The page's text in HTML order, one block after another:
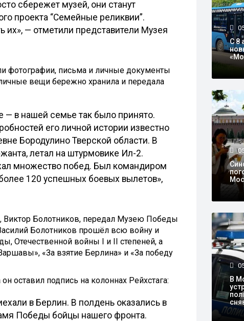
сбережет музей, они станут
проекта “Семейные реликвии”.
их», — отметили представители Музея
фотографии, письма и личные документы
вещи бережно хранила и передала
в нашей семье так было принято.
его личной истории известно
Бородулино Тверской области. В
летал на штурмовике Ил-2.
множество побед. Был командиром
120 успешных боевых вылетов»,
Виктор Болотников, передал Музею Победы
Болотников прошёл всю войну и
Отечественной войны I и II степеней, а
«За взятие Берлина» и «За победу
оставил подпись на колоннах Рейхстага:
в Берлин. В полдень оказались в
Победы бойцы нашего фронта.
С 8
В